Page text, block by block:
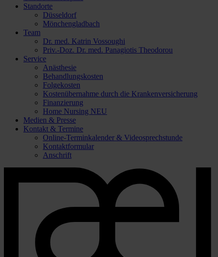
Standorte
Düsseldorf
Mönchengladbach
Team
Dr. med. Katrin Vossoughi
Priv.-Doz. Dr. med. Panagiotis Theodorou
Service
Anästhesie
Behandlungskosten
Folgekosten
Kostenübernahme durch die Krankenversicherung
Finanzierung
Home Nursing NEU
Medien & Presse
Kontakt & Termine
Online-Terminkalender & Videosprechstunde
Kontaktformular
Anschrift